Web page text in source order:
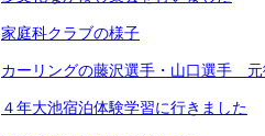
家庭科クラブの様子
カーリングの藤沢選手・山口選手 元
４年大池宿泊体験学習に行きました